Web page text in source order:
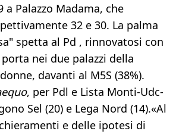
Palazzo Madama, che
32 e 30. La palma
spetta al Pd , rinnovatosi con
nei due palazzi della
davanti al M5S (38%).
, per Pdl e Lista Monti-Udc-
Sel (20) e Lega Nord (14).«Al
e delle ipotesi di